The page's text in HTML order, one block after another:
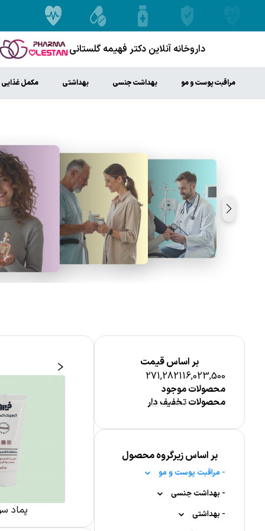
داروخانه آنلاین دکتر فهیمه گلستانی
مراقبت پوست و مو بهداشت جنسی بهداشتی مکمل غذایی
بر اساس قیمت
271,282116,023,500
قیمت (ریال)
محصولات موجود
محصولات تخفیف دار
بر اساس زیرگروه محصول
- مراقبت پوست و مو
-مراقبت پوست صورت
-لیفتینگ
-پماد سوختگی
- بهداشت جنسی
-ژل لوبریکانت
- بهداشتی آقایان پماد